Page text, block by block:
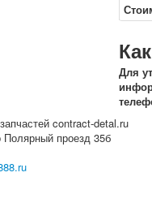
Для
contract-detal.ru
проезд 35б